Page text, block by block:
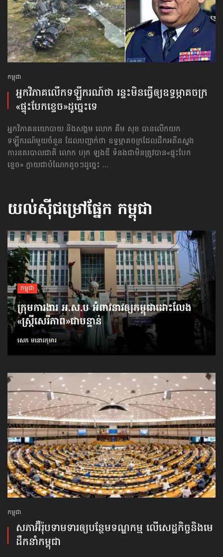
កម្ពុជា
អ្នកវិភាគ​លើក​ទឡ្ហីករណ៍​ថា រន្ទះ​មិនធ្វើឲ្យ​ឧទ្ធម្ភាគចក្រ​
«ផ្ទុះ​បែក​ខ្ទេច»​ដូច្នេះទេ
អ្នកវិភាគនយោបាយ និងសង្គម លោក គីម សុខ បានលើកយក
ទឡ្ហីករណ៍មួយចំនួន ដែលបញ្ជាក់ថា ឧទ្ធម្ភាគចក្រដែលដឹកអតីតស្នង
ការនគរបាលជាតិ លោក ហុក ឡងឌី ទំនងជាមិនត្រូវបាន«ផ្ទុះ​បែក​
ខ្ទេច» ក្លាយជាបំណែកតូចៗដូច្នេះ ...
យល់ស៊ីជម្រៅផ្នែក កម្ពុជា
កម្ពុជា
ក្រុមការងារ អ.ស.ប អំពាវនាវ​ឲ្យកម្ពុជា​ដោះលែង​
«ស្ត្រីសេរីភាព»​ជាបន្ទាន់
សេក មនោរកុមារ
កម្ពុជា
សភាអ៊ឺរ៉ុបទាមទារ​ឲ្យបន្ថែម​ទណ្ឌកម្ម លើសេដ្ឋកិច្ច​និងមេ
ដឹកនាំកម្ពុជា